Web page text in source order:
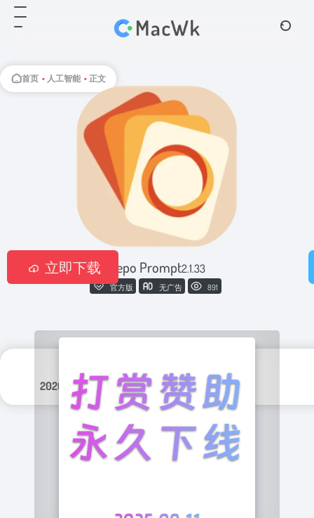
首页 • 人工智能 • 正文
Repo Prompt2.1.33
官方版 无广告 891
2026年 7月 25日 人工智能
立即下载